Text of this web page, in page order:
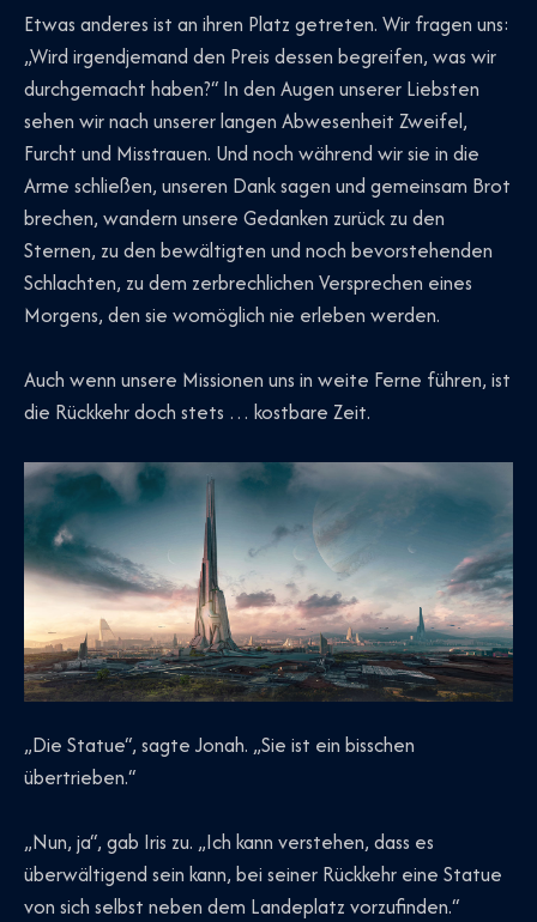
Etwas anderes ist an ihren Platz getreten. Wir fragen uns:
„Wird irgendjemand den Preis dessen begreifen, was wir
durchgemacht haben?“ In den Augen unserer Liebsten
sehen wir nach unserer langen Abwesenheit Zweifel,
Furcht und Misstrauen. Und noch während wir sie in die
Arme schließen, unseren Dank sagen und gemeinsam Brot
brechen, wandern unsere Gedanken zurück zu den
Sternen, zu den bewältigten und noch bevorstehenden
Schlachten, zu dem zerbrechlichen Versprechen eines
Morgens, den sie womöglich nie erleben werden.
Auch wenn unsere Missionen uns in weite Ferne führen, ist
die Rückkehr doch stets … kostbare Zeit.
„Die Statue“, sagte Jonah. „Sie ist ein bisschen
übertrieben.“
„Nun, ja“, gab Iris zu. „Ich kann verstehen, dass es
überwältigend sein kann, bei seiner Rückkehr eine Statue
von sich selbst neben dem Landeplatz vorzufinden.“